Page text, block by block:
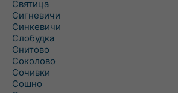
Святица
Сигневичи
Синкевичи
Слобудка
Снитово
Соколово
Сочивки
Сошно